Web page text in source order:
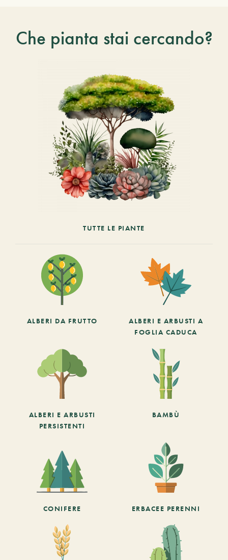
Che pianta stai cercando?
TUTTE LE PIANTE
ALBERI DA FRUTTO
ALBERI E ARBUSTI A
FOGLIA CADUCA
ALBERI E ARBUSTI
PERSISTENTI
BAMBÙ
CONIFERE ERBACEE PERENNI